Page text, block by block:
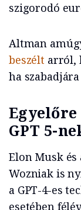
szigorodó
Altman
beszélt arról,
ha
GPT 5-
Elon Musk és
Wozniak is
a GPT-4-es
esetében